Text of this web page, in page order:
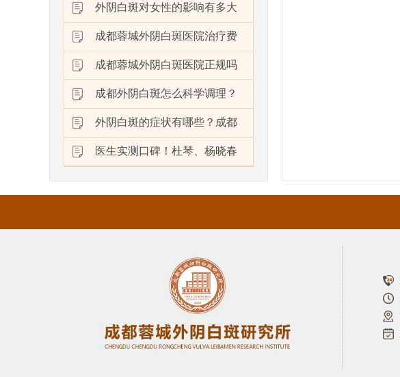
外阴白斑对女性的影响有多大
成都蓉城外阴白斑医院治疗费
成都蓉城外阴白斑医院正规吗
成都外阴白斑怎么科学调理？
外阴白斑的症状有哪些？成都
医生实测口碑！杜琴、杨晓春